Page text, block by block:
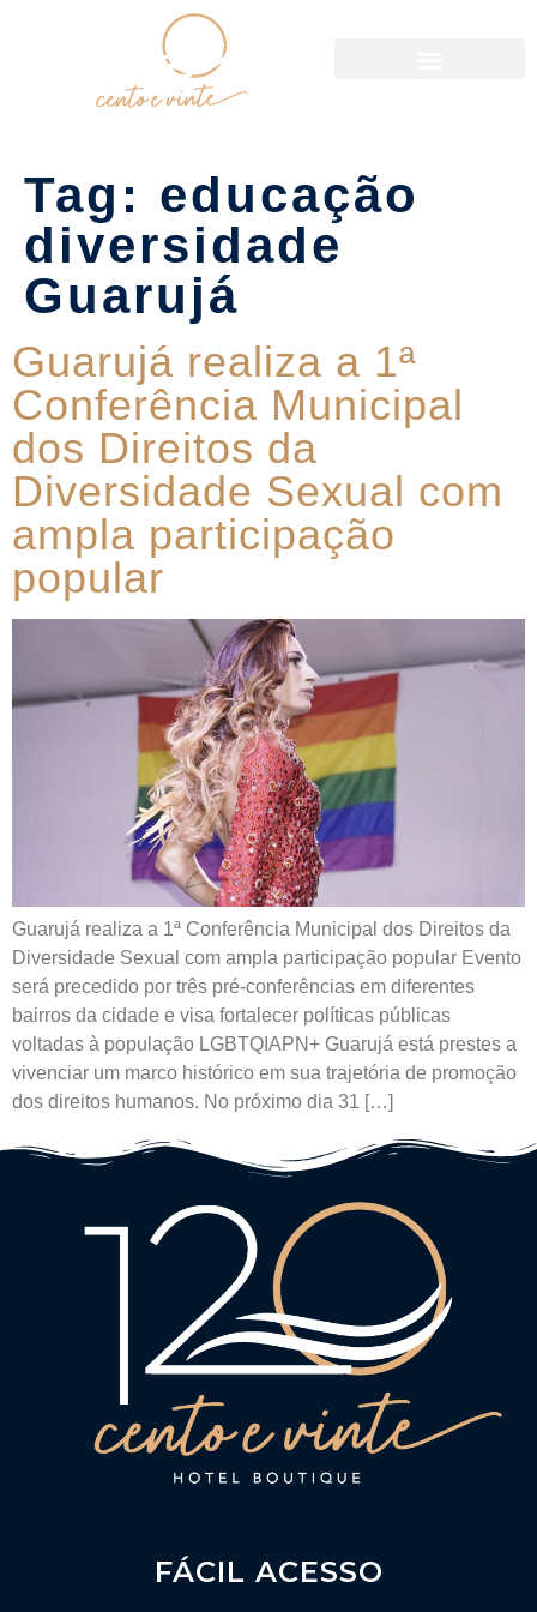
Tag: educação
diversidade
Guarujá
Guarujá realiza a 1ª
Conferência Municipal
dos Direitos da
Diversidade Sexual com
ampla participação
popular
Guarujá realiza a 1ª Conferência Municipal dos Direitos da
Diversidade Sexual com ampla participação popular Evento
será precedido por três pré-conferências em diferentes
bairros da cidade e visa fortalecer políticas públicas
voltadas à população LGBTQIAPN+ Guarujá está prestes a
vivenciar um marco histórico em sua trajetória de promoção
dos direitos humanos. No próximo dia 31 […]
FÁCIL ACESSO